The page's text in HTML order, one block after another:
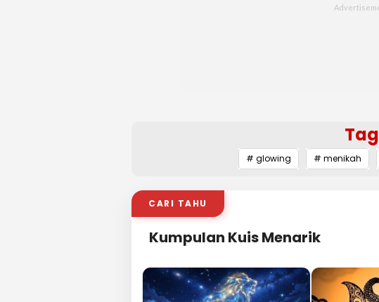
Tag
# glowing # menikah
CARI TAHU
Kumpulan Kuis Menarik